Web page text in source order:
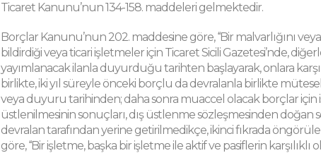
Ticaret Kanunu’nun 134-158. maddeleri gelmektedir.
Borçlar Kanunu’nun 202. maddesine göre, ‘‘Bir malvarlığını
bildirdiği veya ticari işletmeler için Ticaret Sicili Gazetesi’nde,
yayımlanacak ilanla duyurduğu tarihten başlayarak, onlara
birlikte, iki yıl süreyle önceki borçlu da devralanla birlikte
veya duyuru tarihinden; daha sonra muaccel olacak borçlar
üstlenilmesinin sonuçları, dış üstlenme sözleşmesinden
devralan tarafından yerine getirilmedikçe, ikinci fıkrada
göre, ‘‘Bir işletme, başka bir işletme ile aktif ve pasiflerin